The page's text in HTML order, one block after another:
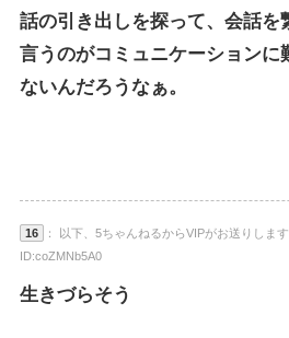
話の引き出しを探って、会話を
言うのがコミュニケーションに
ないんだろうなぁ。
16
： 以下、5ちゃんねるからVIPがお送りしま
ID:coZMNb5A0
生きづらそう